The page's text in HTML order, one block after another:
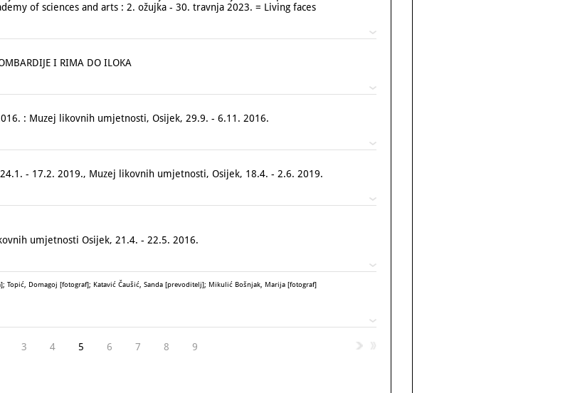
of sciences and arts : 2. ožujka - 30. travnja 2023. = Living faces
I RIMA DO ILOKA
: Muzej likovnih umjetnosti, Osijek, 29.9. - 6.11. 2016.
24.1. - 17.2. 2019., Muzej likovnih umjetnosti, Osijek, 18.4. - 2.6. 2019.
umjetnosti Osijek, 21.4. - 22.5. 2016.
Topić, Domagoj [fotograf]; Katavić Čaušić, Sanda [prevoditelj]; Mikulić Bošnjak, Marija [fotograf]
3 4 5 6 7 8 9